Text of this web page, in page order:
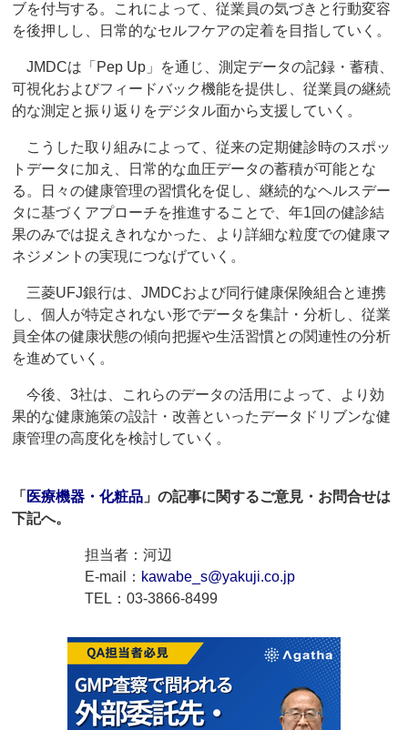
ブを付与する。これによって、従業員の気づきと行動変容
を後押しし、日常的なセルフケアの定着を目指していく。
JMDCは「Pep Up」を通じ、測定データの記録・蓄積、
可視化およびフィードバック機能を提供し、従業員の継続
的な測定と振り返りをデジタル面から支援していく。
こうした取り組みによって、従来の定期健診時のスポッ
トデータに加え、日常的な血圧データの蓄積が可能とな
る。日々の健康管理の習慣化を促し、継続的なヘルスデー
タに基づくアプローチを推進することで、年1回の健診結
果のみでは捉えきれなかった、より詳細な粒度での健康マ
ネジメントの実現につなげていく。
三菱UFJ銀行は、JMDCおよび同行健康保険組合と連携
し、個人が特定されない形でデータを集計・分析し、従業
員全体の健康状態の傾向把握や生活習慣との関連性の分析
を進めていく。
今後、3社は、これらのデータの活用によって、より効
果的な健康施策の設計・改善といったデータドリブンな健
康管理の高度化を検討していく。
「 医療機器・化粧品 」の記事に関するご意見・お問合せは
下記へ。
担当者：河辺
E-mail： kawabe_s@yakuji.co.jp
TEL：03-3866-8499